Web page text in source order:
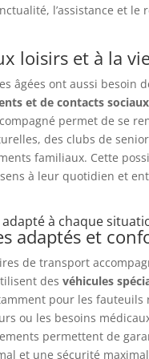
l’assistance et le
loisirs et à la
âgées ont aussi besoin
et de contacts sociaux
permet de se
des clubs de
familiaux. Cette
à leur quotidien et
à chaque
adaptés et
de transport
des véhicules
pour les fauteuils
ou les besoins
permettent de
et une sécurité